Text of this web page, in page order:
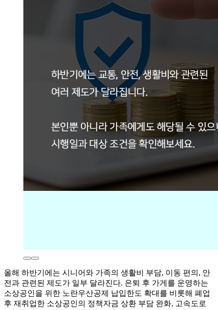
올해 하반기에는 시니어와 가족의 생활비 부담, 이동 편의, 안
전과 관련된 제도가 일부 달라진다. 은퇴 후 가게를 운영하는
소상공인을 위한 노란우산공제 납입한도 확대를 비롯해 폐업
후 재취업한 소상공인의 정책자금 상환 부담 완화, 고속도로